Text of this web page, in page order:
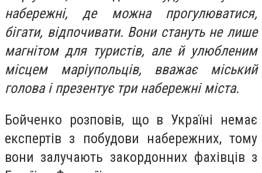
набережні, де можна прогулюватися,
бігати, відпочивати. Вони стануть не лише
магнітом для туристів, але й улюбленим
місцем маріупольців, вважає міський
голова і презентує три набережні міста.
Бойченко розповів, що в Україні немає
експертів з побудови набережних, тому
вони залучають закордонних фахівців з